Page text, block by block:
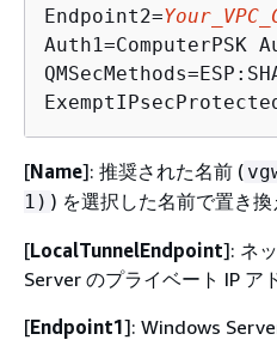
Endpoint2=
Auth1=ComputerPSK
[Name]: 推奨された名前 (
1) ) を選択した名前で置き換
[LocalTunnelEndpoint]: ネ
Server のプライベート IP ア
[Endpoint1]: Windows